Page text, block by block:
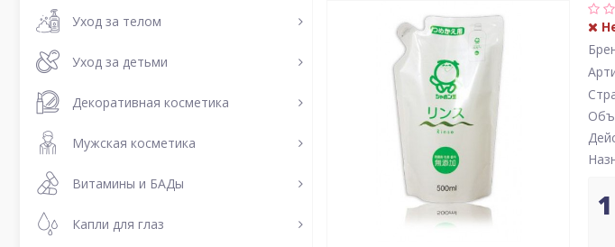
Уход за телом
Уход за детьми
Декоративная косметика
Мужская косметика
Витамины и БАДы
Капли для глаз